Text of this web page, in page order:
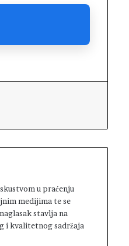
u praćenju
medijima te se
stavlja na
i kvalitetnog sadržaja